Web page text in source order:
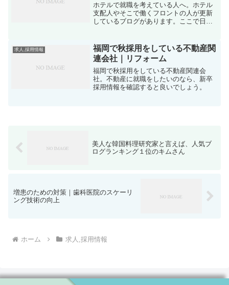
ホテルで就職を考えている人へ。ホテル
支配人やそこで働くフロントの人が更新
しているブログがあります。ここで日々
求人,採用情報
福岡で秋採用をしている不動産関
連会社｜リフォーム
福岡で秋採用をしている不動産関連会
社。不動産に就職をしたいのなら、新卒
採用情報を確認すると良いでしょう。
美人な韓国料理研究家と言えば、人気ブ
ログランキング１位のキムさん
増患のための対策｜歯科医院のスケーリ
ング技術の向上
ホーム 求人,採用情報